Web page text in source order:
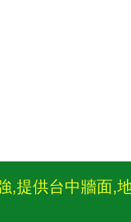
,提供台中牆面,